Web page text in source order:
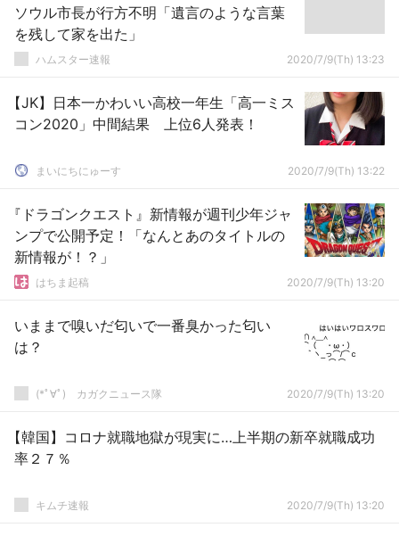
ソウル市長が行方不明「遺言のような言葉
を残して家を出た」
ハムスター速報 2020/7/9(Th) 13:23
【JK】日本一かわいい高校一年生「高一ミス
コン2020」中間結果 上位6人発表！
まいにちにゅーす 2020/7/9(Th) 13:22
『ドラゴンクエスト』新情報が週刊少年ジャ
ンプで公開予定！「なんとあのタイトルの
新情報が！？」
はちま起稿 2020/7/9(Th) 13:20
いままで嗅いだ匂いで一番臭かった匂い
は？
(*ﾟ∀ﾟ)ゞカガクニュース隊 2020/7/9(Th) 13:20
【韓国】コロナ就職地獄が現実に…上半期の新卒就職成功
率２７％
キムチ速報 2020/7/9(Th) 13:20